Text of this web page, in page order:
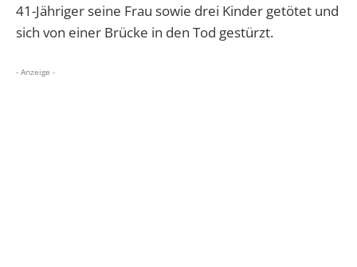
41-Jähriger seine Frau sowie drei Kinder getötet und
sich von einer Brücke in den Tod gestürzt.
- Anzeige -